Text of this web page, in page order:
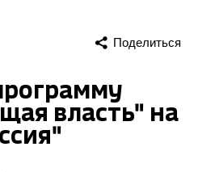
Поделиться
власть" на